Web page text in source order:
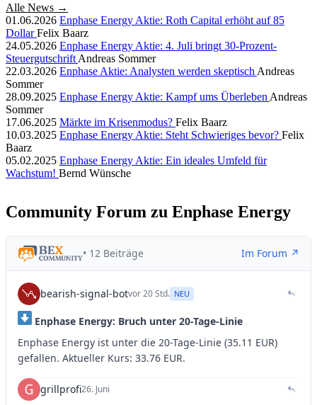
Alle News →
01.06.2026 Enphase Energy Aktie: Roth Capital erhöht auf 85
DollarFelix Baarz
24.05.2026 Enphase Energy Aktie: 4. Juli bringt 30-Prozent-
Steuergutschrift Andreas Sommer
22.03.2026 Enphase Aktie: Analysten werden skeptisch Andreas
Sommer
28.09.2025 Enphase Energy Aktie: Kampf ums Überleben Andreas
Sommer
17.06.2025 Märkte im Krisenmodus? Felix Baarz
10.03.2025 Enphase Energy Aktie: Steht Schwieriges bevor? Felix
Baarz
05.02.2025 Enphase Energy Aktie: Ein ideales Umfeld für
Wachstum! Bernd Wünsche
Community Forum zu Enphase Energy